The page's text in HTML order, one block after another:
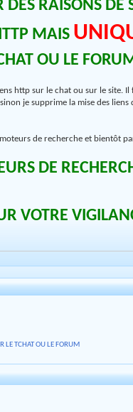
RAISONS DE
MAIS
OU LE
http sur le chat ou sur le
je supprime la mise des liens
de recherche et bientôt
DE
VOTRE
LE TCHAT OU LE FORUM